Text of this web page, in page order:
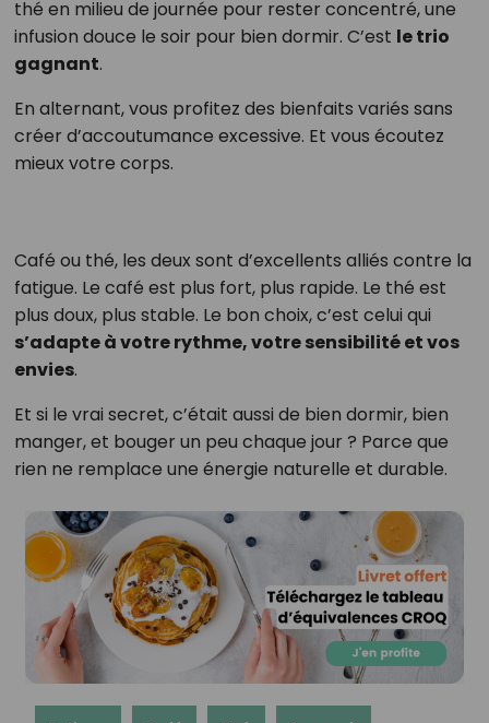
thé en milieu de journée pour rester concentré, une
infusion douce le soir pour bien dormir. C’est le trio
gagnant.
En alternant, vous profitez des bienfaits variés sans
créer d’accoutumance excessive. Et vous écoutez
mieux votre corps.
Café ou thé, les deux sont d’excellents alliés contre la
fatigue. Le café est plus fort, plus rapide. Le thé est
plus doux, plus stable. Le bon choix, c’est celui qui
s’adapte à votre rythme, votre sensibilité et vos
envies.
Et si le vrai secret, c’était aussi de bien dormir, bien
manger, et bouger un peu chaque jour ? Parce que
rien ne remplace une énergie naturelle et durable.